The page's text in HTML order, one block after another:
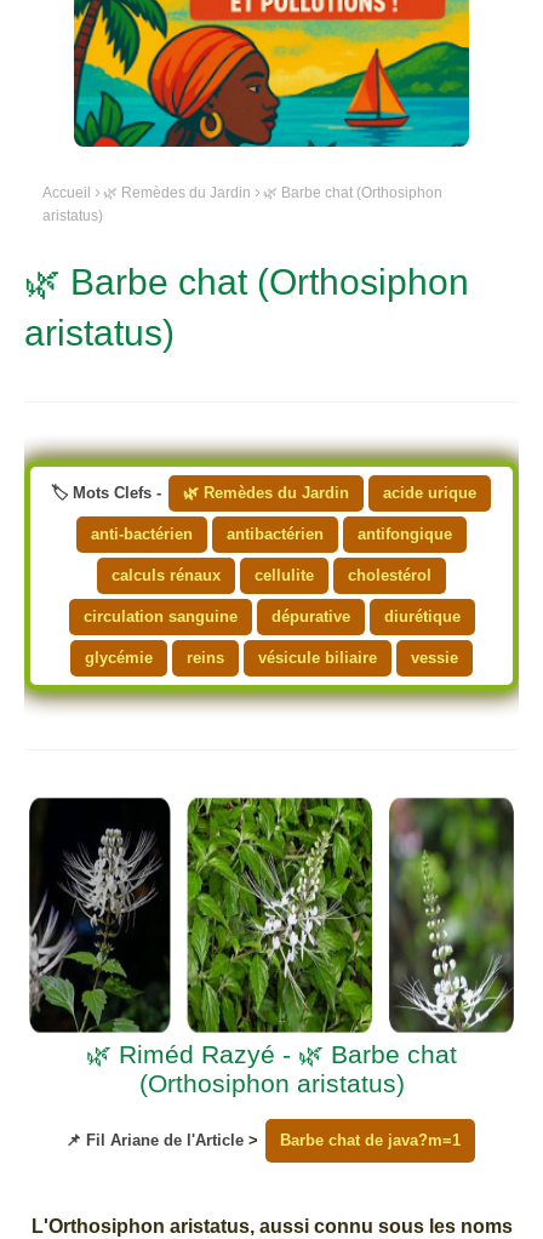
Accueil 🌿 Remèdes du Jardin
🌿 Barbe chat (Orthosiphon
aristatus)
🌿 Barbe chat (Orthosiphon
aristatus)
🏷️ Mots Clefs - 🌿 Remèdes du Jardin acide urique
anti-bactérien antibactérien antifongique
calculs rénaux cellulite cholestérol
circulation sanguine dépurative diurétique
glycémie reins vésicule biliaire vessie
🌿 Riméd Razyé - 🌿 Barbe chat
(Orthosiphon aristatus)
📌 Fil Ariane de l'Article > Barbe chat de java?m=1
L'Orthosiphon aristatus, aussi connu sous les noms